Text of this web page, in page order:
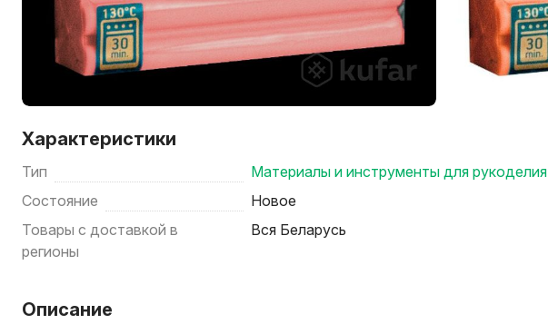
Характеристики
Тип
Материалы и инструменты для рукоделия
Состояние
Новое
Товары с доставкой в
регионы
Вся Беларусь
Описание